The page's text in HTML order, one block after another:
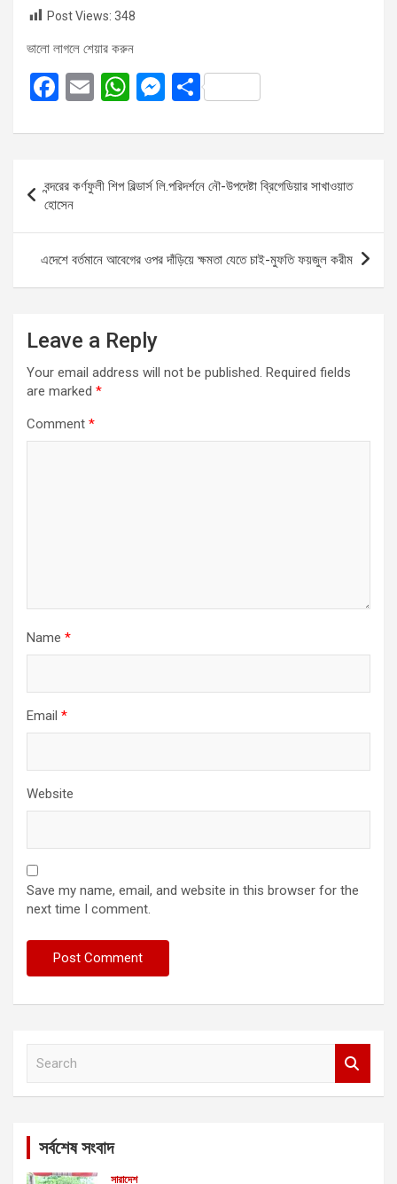
Post Views: 348
ভালো লাগলে শেয়ার করুন
F
ce
o
o
k
E
ail
W
at
s
A
p
p
M
se
n
g
er
S
ar
navigation
বন্দরের কর্ণফুলী শিপ বিল্ডার্স লি.পরিদর্শনে নৌ-উপদেষ্টা ব্রিগেডিয়ার সাখাওয়াত
হোসেন
এদেশে বর্তমানে আবেগের ওপর দাঁড়িয়ে ক্ষমতা যেতে চাই-মুফতি ফয়জুল করীম
Leave a Reply
Your email address will not be published. Required fields
are marked *
Comment *
Name *
Email *
Website
Save my name, email, and website in this browser for the
next time I comment.
সর্বশেষ সংবাদ
সারাদেশ